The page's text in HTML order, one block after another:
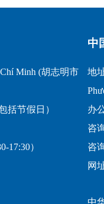
Minh (胡志明市
括节假日）
17:30）
中
地
办
咨
咨
网
中